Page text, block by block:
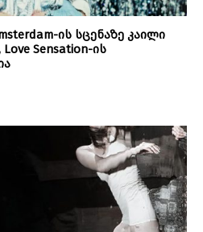
ის სცენაზე კაილი
Sensation-ის